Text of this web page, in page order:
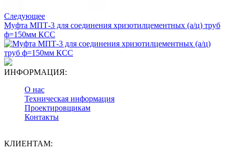
Следующее
Муфта МПТ-3 для соединения хризотилцементных (а/ц) труб
ф=150мм КСС
ИНФОРМАЦИЯ:
О нас
Техническая информация
Проектировщикам
Контакты
КЛИЕНТАМ: